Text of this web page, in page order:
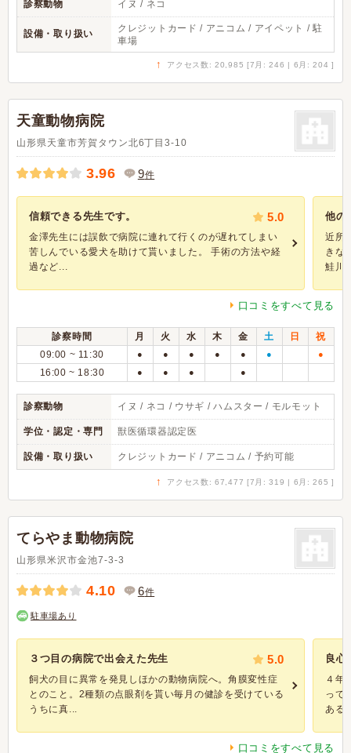
診察動物 イヌ / ネコ
設備・取り扱い
クレジットカード / アニコム / アイペット / 駐
車場
↑ アクセス数: 20,985 [7月: 246 | 6月: 204 ]
天童動物病院
山形県天童市芳賀タウン北6丁目3-10
3.96 9件
信頼できる先生です。 5.0
金澤先生には誤飲で病院に連れて行くのが遅れてしまい
苦しんでいる愛犬を助けて貰いました。 手術の方法や経
過など...
他の
近所
きな
鮭川
口コミをすべて見る
診察時間 月 火 水 木 金 土 日
祝
09:00 ~ 11:30
● ● ● ● ● ● ●
16:00 ~ 18:30 ● ● ● ●
診察動物 イヌ / ネコ / ウサギ / ハムスター / モルモット
学位・認定・専門 獣医循環器認定医
設備・取り扱い クレジットカード / アニコム / 予約可能
↑ アクセス数: 67,477 [7月: 319 | 6月: 265 ]
てらやま動物病院
山形県米沢市金池7-3-3
4.10 6件
駐車場あり
３つ目の病院で出会えた先生 5.0
飼犬の目に異常を発見しほかの動物病院へ。角膜変性症
とのこと。2種類の点眼剤を貰い毎月の健診を受けている
うちに真...
良心
４年
って
ある
口コミをすべて見る